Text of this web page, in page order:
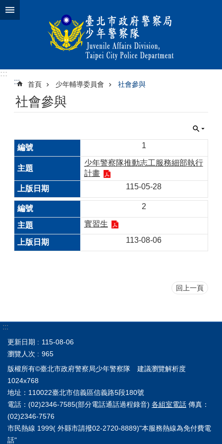
跳到主要內容區塊
:::
:::
首頁 少年輔導委員會 社會參與
社會參與
1
少年警察隊推動志工服務細部執行
計畫
115-05-28
2
實習生
113-08-06
回上一頁
:::
更新日期
115-08-06
瀏覽人次
965
版權所有©臺北市政府警察局少年警察隊 建議瀏覽解析度
1024x768
地址：110022臺北市信義區信義路5段180號
電話：(02)2346-7585(部分電話通話過程錄音) 各組室電話 傳真：
(02)2346-7576
市民熱線 1999( 外縣市請撥02-2720-8889)"本服務熱線為免付費電
話"